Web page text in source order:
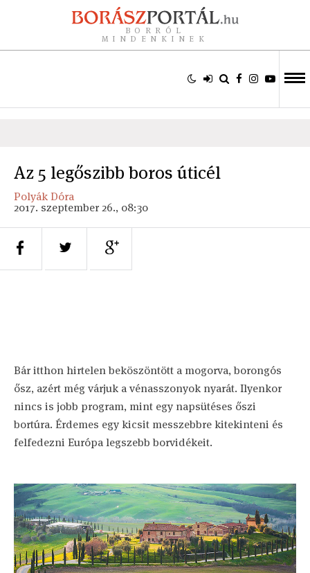
BORRÓL
MINDENKINEK
Az 5 legőszibb boros úticél
Polyák Dóra
2017. szeptember 26., 08:30
Bár itthon hirtelen beköszöntött a mogorva, borongós
ősz, azért még várjuk a vénasszonyok nyarát. Ilyenkor
nincs is jobb program, mint egy napsütéses őszi
bortúra. Érdemes egy kicsit messzebbre kitekinteni és
felfedezni Európa legszebb borvidékeit.